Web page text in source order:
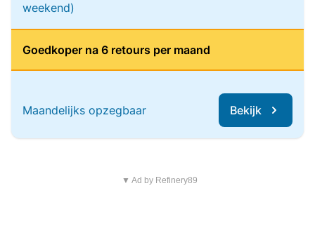
weekend)
Goedkoper na 6 retours per maand
Maandelijks opzegbaar Bekijk
▼ Ad by Refinery89